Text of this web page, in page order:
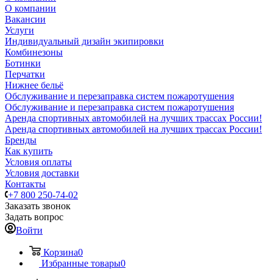
О компании
Вакансии
Услуги
Индивидуальный дизайн экипировки
Комбинезоны
Ботинки
Перчатки
Нижнее бельё
Обслуживание и перезаправка систем пожаротушения
Обслуживание и перезаправка систем пожаротушения
Аренда спортивных автомобилей на лучших трассах России!
Аренда спортивных автомобилей на лучших трассах России!
Бренды
Как купить
Условия оплаты
Условия доставки
Контакты
+7 800 250-74-02
Заказать звонок
Задать вопрос
Войти
Корзина0
Избранные товары0